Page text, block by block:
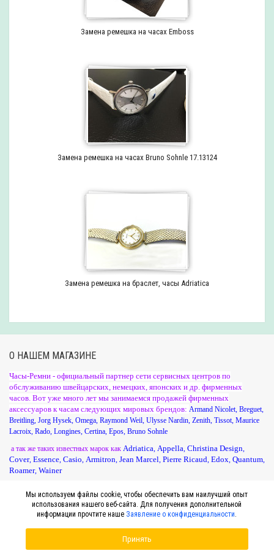
Замена ремешка на часах Emboss
Замена ремешка на часах Bruno Sohnle 17.13124
Замена ремешка на браслет, часы Adriatica
О НАШЕМ МАГАЗИНЕ
Часы-Ремни - официальный партнер сети сервисных центров по
обслуживанию швейцарских, немецких, японских и др. фирменных
часов. Вот уже много лет мы занимаемся продажей фирменных
аксессуаров к часам следующих мировых брендов: Armand Nicolet, Breguet,
Breitling, Jorg Hysek, Omega, Raymond Weil, Ulysse Nardin, Zenith, Tissot, Maurice
Lacroix, Rado, Longines, Certina, Epos, Bruno Sohnle
а так же таких известных марок как Adriatica, Appella, Christina Design,
Cover, Essence, Casio, Armitron, Jean Marcel, Pierre Ricaud, Edox, Quantum,
Roamer, Wainer
НАШИ КОНТАКТЫ
Мы используем файлы cookie, чтобы обеспечить вам наилучший опыт
использования нашего веб-сайта. Для получения дополнительной
информации прочтите наше Заявление о конфиденциальности.
Принять